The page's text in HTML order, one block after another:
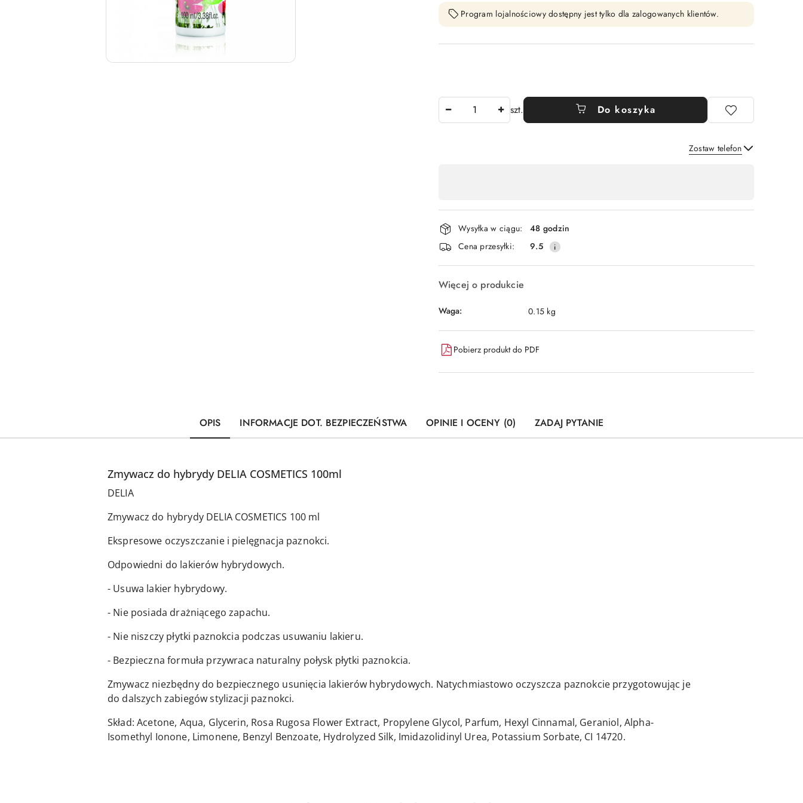
Program lojalnościowy dostępny jest tylko dla zalogowanych klientów.
szt. Do koszyka
Zostaw telefon
płatność
i
dostawa
Wysyłka w ciągu:
48 godzin
Cena przesyłki:
9.5
Więcej o produkcie
Waga: 0.15 kg
Pobierz produkt do PDF
OPIS INFORMACJE DOT. BEZPIECZEŃSTWA OPINIE I OCENY (0) ZADAJ PYTANIE
Zmywacz do hybrydy DELIA COSMETICS 100ml
DELIA
Zmywacz do hybrydy DELIA COSMETICS 100 ml
Ekspresowe oczyszczanie i pielęgnacja paznokci.
Odpowiedni do lakierów hybrydowych.
- Usuwa lakier hybrydowy.
- Nie posiada drażniącego zapachu.
- Nie niszczy płytki paznokcia podczas usuwaniu lakieru.
- Bezpieczna formuła przywraca naturalny połysk płytki paznokcia.
Zmywacz niezbędny do bezpiecznego usunięcia lakierów hybrydowych. Natychmiastowo oczyszcza paznokcie przygotowując je
do dalszych zabiegów stylizacji paznokci.
Skład: Acetone, Aqua, Glycerin, Rosa Rugosa Flower Extract, Propylene Glycol, Parfum, Hexyl Cinnamal, Geraniol, Alpha-
Isomethyl Ionone, Limonene, Benzyl Benzoate, Hydrolyzed Silk, Imidazolidinyl Urea, Potassium Sorbate, CI 14720.